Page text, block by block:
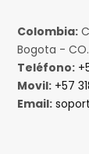
Colombia:
Bogota - CO.
Teléfono:
Movil: +57
Email: